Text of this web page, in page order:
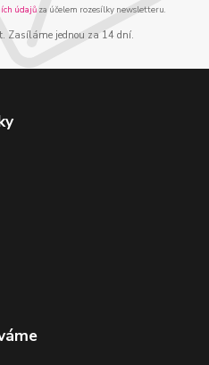
údajůza účelem rozesílky newsletteru.
Zasíláme jednou za 14 dní.